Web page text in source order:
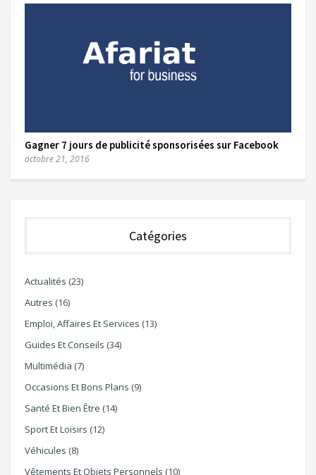
Gagner 7 jours de publicité sponsorisées sur Facebook
octobre 21, 2016
Catégories
Actualités (23)
Autres (16)
Emploi, Affaires Et Services (13)
Guides Et Conseils (34)
Multimédia (7)
Occasions Et Bons Plans (9)
Santé Et Bien Être (14)
Sport Et Loisirs (12)
Véhicules (8)
Vêtements Et Objets Personnels (10)